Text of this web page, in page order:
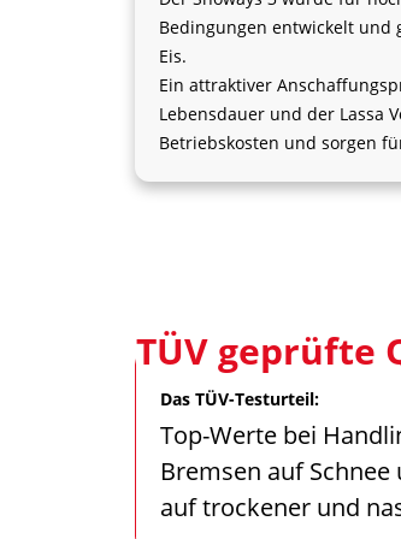
Bedingungen entwickelt und
Eis.
Ein attraktiver
Lebensdauer und der Lassa
Betriebskosten und sorgen
TÜV geprüfte
Das TÜV-Testurteil:
Top-Werte bei
Bremsen auf
auf trockener und